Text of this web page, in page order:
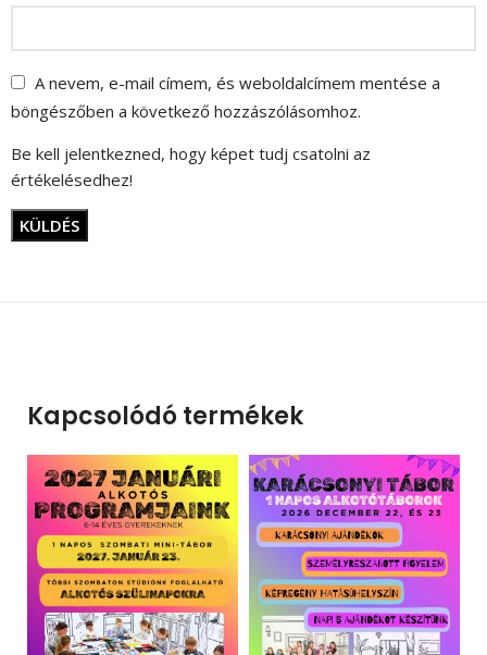
A nevem, e-mail címem, és weboldalcímem mentése a
böngészőben a következő hozzászólásomhoz.
Be kell jelentkezned, hogy képet tudj csatolni az
értékelésedhez!
Kapcsolódó termékek